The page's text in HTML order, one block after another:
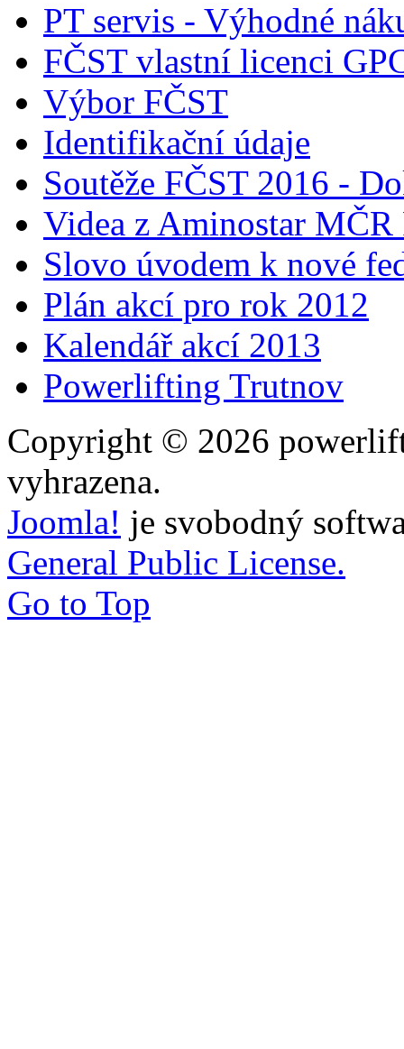
PT servis - Výhodné
FČST vlastní licenci
Výbor FČST
Identifikační údaje
Soutěže FČST 2016 -
Videa z Aminostar MČR
Slovo úvodem k nové
Plán akcí pro rok 2012
Kalendář akcí 2013
Powerlifting Trutnov
Copyright © 2026
vyhrazena.
Joomla! je svobodný
General Public License.
Go to Top